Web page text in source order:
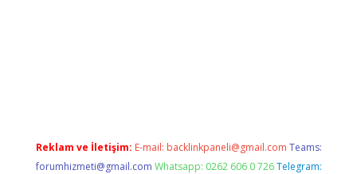
Reklam ve İletişim: E-mail: backlinkpaneli@gmail.com Teams:
forumhizmeti@gmail.com Whatsapp: 0262 606 0 726 Telegram: